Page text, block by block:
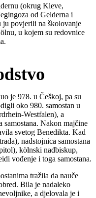
(okrug Kleve,
od Gelderna i
ju povjerili na školovanje
u kojem su redovnice
je 978. u Češkoj, pa su
oko 980. samostan u
Westfalen), a
samostana. Nakon majčine
svetog Benedikta. Kad
nadstojnica samostana
kölnski nadbiskup,
vođenje i toga samostana.
tražila da nauče
Bila je nadaleko
a djelovala je i